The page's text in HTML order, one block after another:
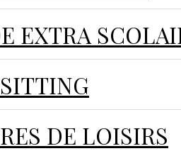
EXTRA
DE LOISIRS